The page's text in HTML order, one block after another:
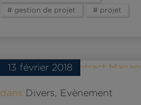
# gestion de projet
# projet
13 février 2018
dans Divers, Evènement